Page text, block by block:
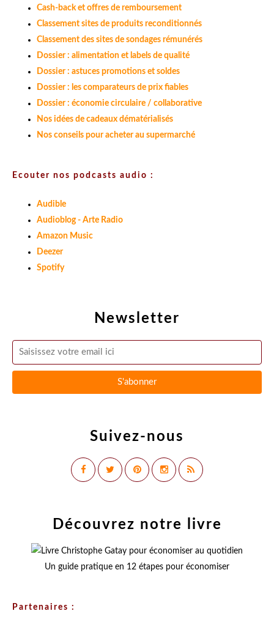
Newsletter
Suivez-nous
Cash-back et offres de remboursement
Classement sites de produits reconditionnés
Classement des sites de sondages rémunérés
Dossier : alimentation et labels de qualité
Dossier : astuces promotions et soldes
Dossier : les comparateurs de prix fiables
Dossier : économie circulaire / collaborative
Nos idées de cadeaux dématérialisés
Nos conseils pour acheter au supermarché
Ecouter nos podcasts audio :
Audible
Audioblog - Arte Radio
Amazon Music
Deezer
Spotify
Découvrez notre livre
Un guide pratique en 12 étapes pour économiser
Partenaires :